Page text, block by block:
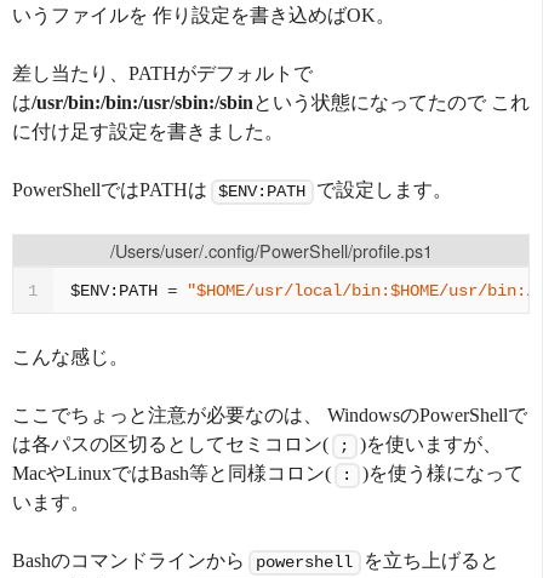
いうファイルを 作り設定を書き込めばOK。
差し当たり、PATHがデフォルトで
は/usr/bin:/bin:/usr/sbin:/sbinという状態になってたので これ
に付け足す設定を書きました。
PowerShellではPATHは $ENV:PATH で設定します。
/Users/user/.config/PowerShell/profile.ps1
1 $ENV:PATH = "$HOME/usr/local/bin:$HOME/usr/
こんな感じ。
ここでちょっと注意が必要なのは、 WindowsのPowerShellで
は各パスの区切るとしてセミコロン(
;
)を使いますが、
MacやLinuxではBash等と同様コロン(
:
)を使う様になって
います。
Bashのコマンドラインから powershell
を立ち上げると